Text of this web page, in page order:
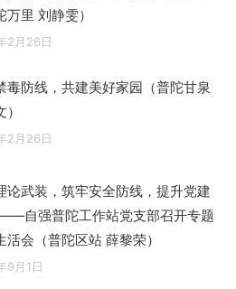
万里 刘静雯）
2月26日
毒防线，共建美好家园（普陀甘泉
2月26日
论武装，筑牢安全防线，提升党建
自强普陀工作站党支部召开专题
活会（普陀区站 薛黎荣）
9月1日